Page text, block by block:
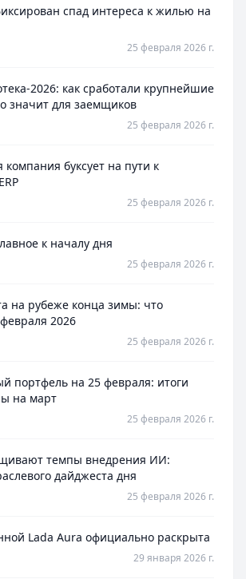
спад интереса к жилью на
25 февраля 2026 г.
2026: как сработали крупнейшие
значит для заемщиков
25 февраля 2026 г.
компания буксует на пути к
25 февраля 2026 г.
к началу дня
25 февраля 2026 г.
на рубеже конца зимы: что
2026
25 февраля 2026 г.
портфель на 25 февраля: итоги
на март
25 февраля 2026 г.
темпы внедрения ИИ:
дайджеста дня
25 февраля 2026 г.
Lada Aura официально раскрыта
29 января 2026 г.